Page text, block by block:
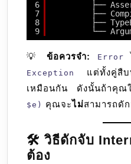
6
7
8
9
├──
├──
├──
└──
💡 ข้อควรจำ: Error
Exception แต่ทั้งคู่สื
เหมือนกัน ดังนั้นถ้าคุณ
$e)
คุณจะไม่สามารถดั
🛠️ วิธีดักจับ
ต้อง